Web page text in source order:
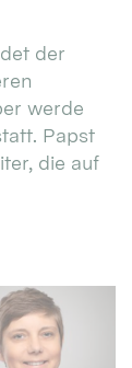
der
werde
Papst
die auf